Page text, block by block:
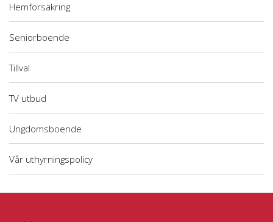
Hemförsäkring
Seniorboende
Tillval
TV utbud
Ungdomsboende
Vår uthyrningspolicy